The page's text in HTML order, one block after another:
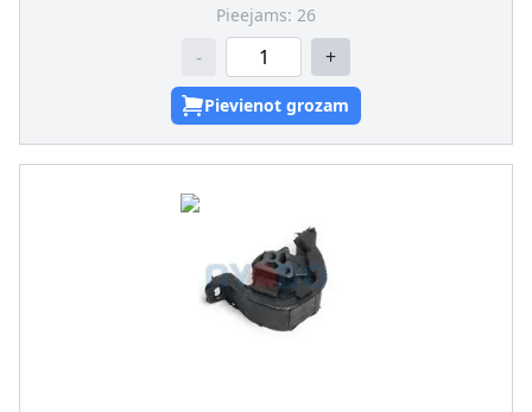
Pieejams: 26
- +
Pievienot grozam